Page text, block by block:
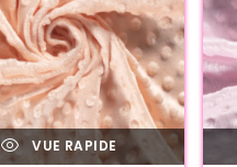
VUE RAPIDE